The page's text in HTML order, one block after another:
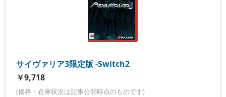
サイヴァリア3限定版 -Switch2
￥9,718
(価格・在庫状況は記事公開時点のものです)